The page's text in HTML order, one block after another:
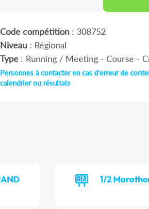
Code compétition: 308752
Niveau: Régional
Type: Running / Meeting - Course -
Personnes à contacter en cas d'erreur de
calendrier ou résultats
1/2